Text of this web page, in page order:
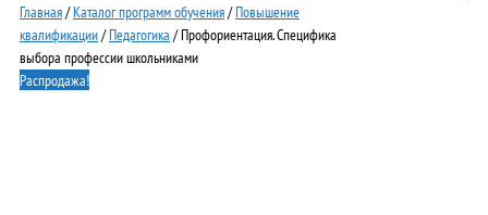
Главная/Каталог программ обучения/Повышение
квалификации/Педагогика / Профориентация. Специфика
выбора профессии школьниками
Распродажа!